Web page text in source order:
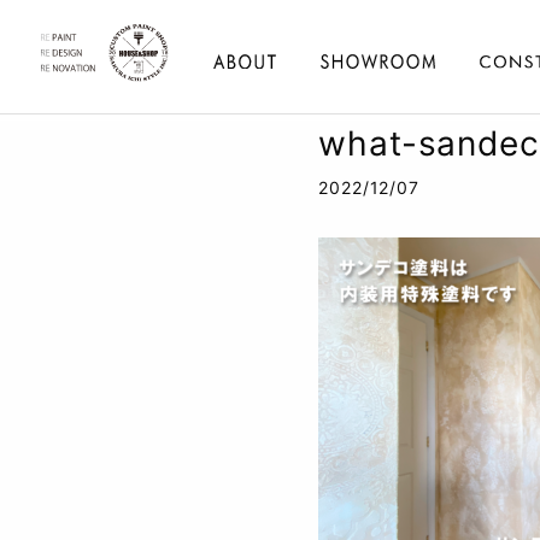
what-
2022/12/07